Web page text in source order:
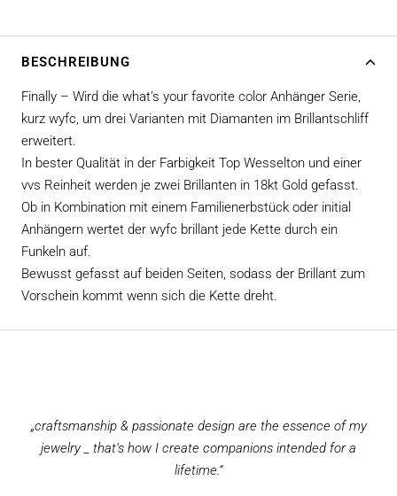
BESCHREIBUNG
Finally – Wird die what’s your favorite color Anhänger Serie,
kurz wyfc, um drei Varianten mit Diamanten im Brillantschliff
erweitert.
In bester Qualität in der Farbigkeit Top Wesselton und einer
vvs Reinheit werden je zwei Brillanten in 18kt Gold gefasst.
Ob in Kombination mit einem Familienerbstück oder initial
Anhängern wertet der wyfc brillant jede Kette durch ein
Funkeln auf.
Bewusst gefasst auf beiden Seiten, sodass der Brillant zum
Vorschein kommt wenn sich die Kette dreht.
„craftsmanship & passionate design are the essence of my
jewelry _ that‘s how I create companions intended for a
lifetime.“